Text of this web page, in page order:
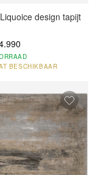
design tapijt
BESCHIKBAAR